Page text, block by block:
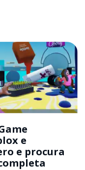
e
e procura